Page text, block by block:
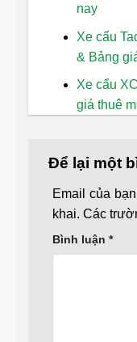
nay
Xe cẩu
& Bảng
Xe cẩu
giá thuê
Để lại một
Email của
khai. Các
Bình luận *